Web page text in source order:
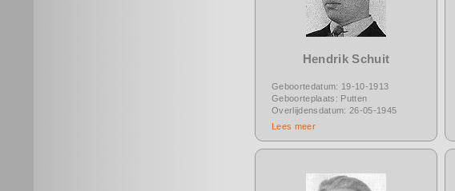
Hendrik Schuit
Geboortedatum: 19-10-1913
Geboorteplaats: Putten
Overlijdensdatum: 26-05-1945
Lees meer